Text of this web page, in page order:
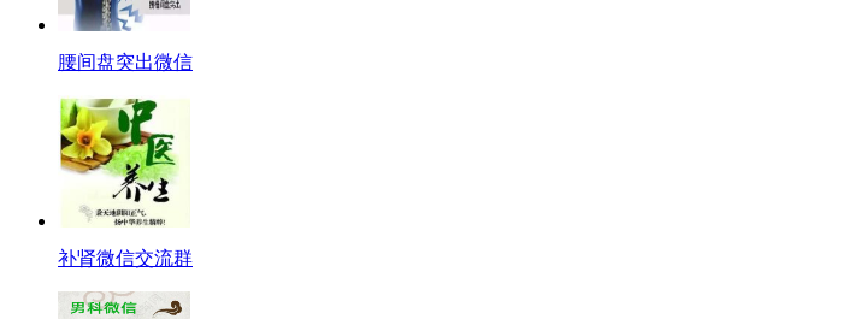
腰间盘突出微信
补肾微信交流群